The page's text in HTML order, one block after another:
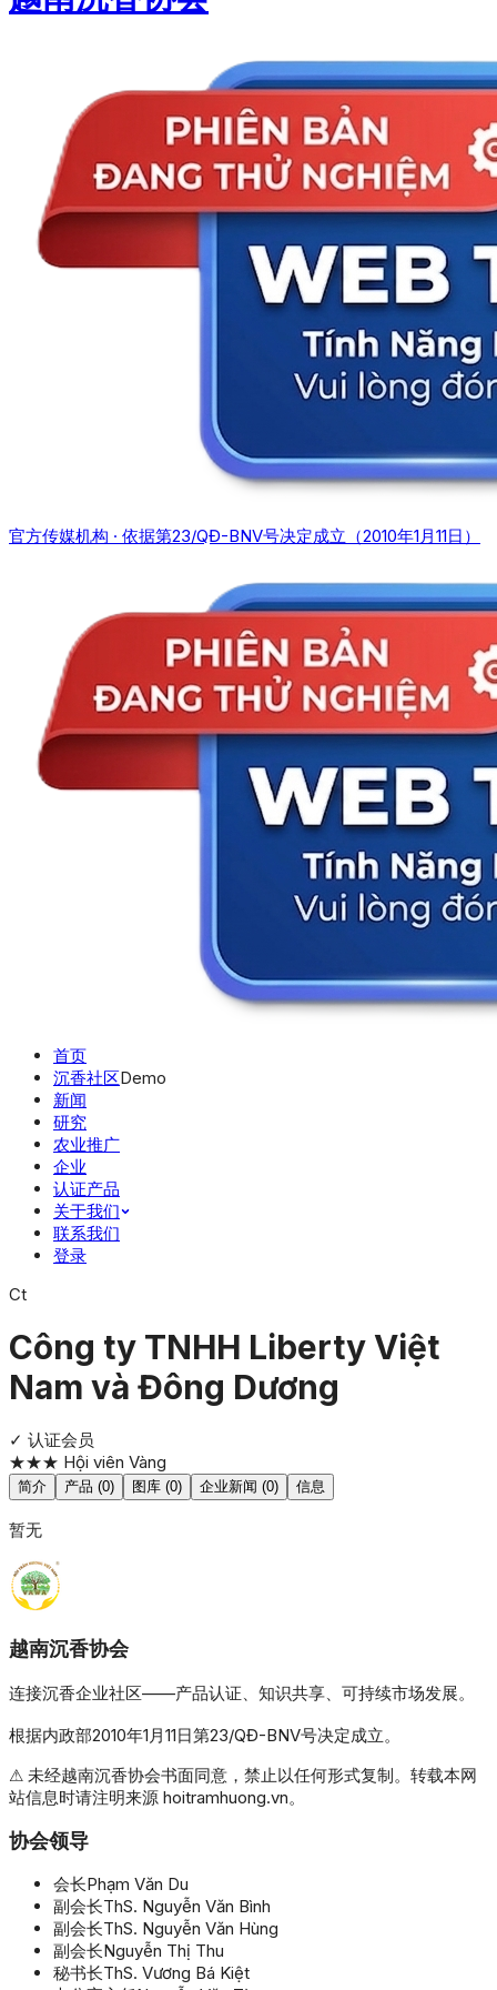
官方传媒机构 · 依据第23/QĐ-BNV号决定成立（2010年1月11日）
首页
沉香社区Demo
新闻
研究
农业推广
企业
认证产品
关于我们
联系我们
登录
Ct
Công ty TNHH Liberty Việt
Nam và Đông Dương
✓ 认证会员
★★★ Hội viên Vàng
简介 产品 (0) 图库 (0) 企业新闻 (0) 信息
暂无
越南沉香协会
连接沉香企业社区——产品认证、知识共享、可持续市场发展。
根据内政部2010年1月11日第23/QĐ-BNV号决定成立。
⚠ 未经越南沉香协会书面同意，禁止以任何形式复制。转载本网
站信息时请注明来源 hoitramhuong.vn。
协会领导
会长Phạm Văn Du
副会长ThS. Nguyễn Văn Bình
副会长ThS. Nguyễn Văn Hùng
副会长Nguyễn Thị Thu
秘书长ThS. Vương Bá Kiệt